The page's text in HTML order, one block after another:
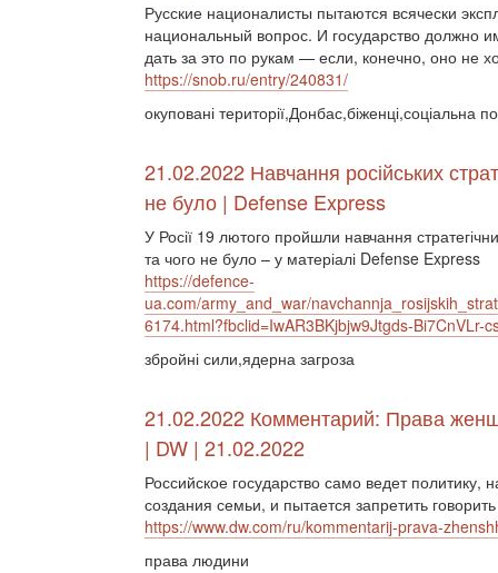
Русские националисты пытаются всячески
национальный вопрос. И государство должно
дать за это по рукам — если, конечно, оно не
https://snob.ru/entry/240831/
окуповані території,Донбас,біженці,соціальна
21.02.2022 Навчання російських
не було | Defense Express
У Росії 19 лютого пройшли навчання
та чого не було – у матеріалі Defense Express
https://defence-
ua.com/army_and_war/
6174.html?fbclid=IwAR3BKjbjw9Jtgds-Bi7CnVLr-
збройні сили,ядерна загроза
21.02.2022 Комментарий: Права
| DW | 21.02.2022
Российское государство само ведет
создания семьи, и пытается запретить
https://www.dw.com/ru/kommentarij-prava-
права людини